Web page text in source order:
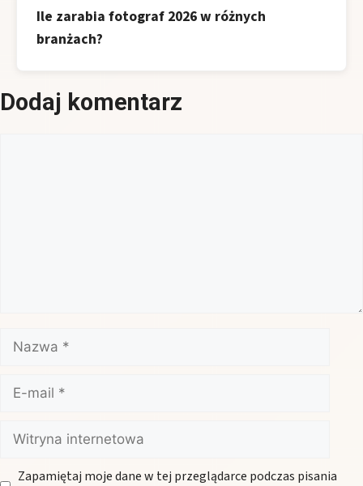
Ile zarabia fotograf 2026 w różnych
branżach?
Dodaj komentarz
Nazwa
mail
Witryna
internetowa
Zapamiętaj moje dane w tej przeglądarce podczas pisania